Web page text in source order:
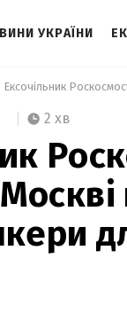
УКРАЇНИ
2 хв